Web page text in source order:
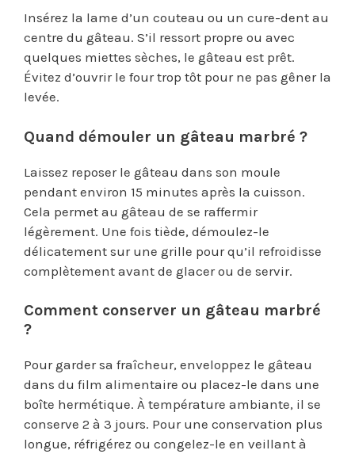
Insérez la lame d’un couteau ou un cure-dent au
centre du gâteau. S’il ressort propre ou avec
quelques miettes sèches, le gâteau est prêt.
Évitez d’ouvrir le four trop tôt pour ne pas gêner la
levée.
Quand démouler un gâteau marbré ?
Laissez reposer le gâteau dans son moule
pendant environ 15 minutes après la cuisson.
Cela permet au gâteau de se raffermir
légèrement. Une fois tiède, démoulez-le
délicatement sur une grille pour qu’il refroidisse
complètement avant de glacer ou de servir.
Comment conserver un gâteau marbré
?
Pour garder sa fraîcheur, enveloppez le gâteau
dans du film alimentaire ou placez-le dans une
boîte hermétique. À température ambiante, il se
conserve 2 à 3 jours. Pour une conservation plus
longue, réfrigérez ou congelez-le en veillant à